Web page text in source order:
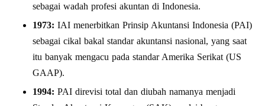
sebagai wadah profesi akuntan di Indonesia.
1973: IAI menerbitkan Prinsip Akuntansi Indonesia (PAI)
sebagai cikal bakal standar akuntansi nasional, yang saat
itu banyak mengacu pada standar Amerika Serikat (US
GAAP).
1994: PAI direvisi total dan diubah namanya menjadi